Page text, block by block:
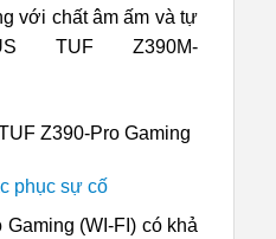
với chất âm ấm và tự
TUF Z390M-
phục sự cố
(WI-FI) có khả